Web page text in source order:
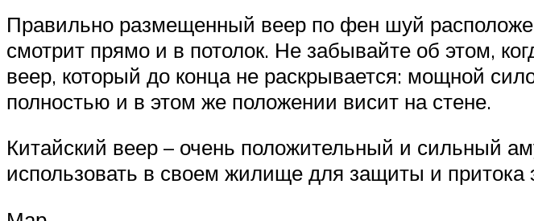
Правильно размещенный веер по фен шуй
смотрит прямо и в потолок. Не забывайте об этом,
веер, который до конца не раскрывается: мощной
полностью и в этом же положении висит на стене.
Китайский веер – очень положительный и сильный
использовать в своем жилище для защиты и притока